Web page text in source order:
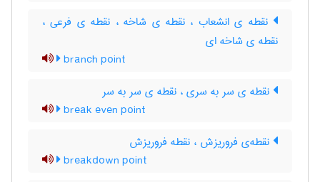
نقطه ی انشعاب ، نقطه ی شاخه ، نقطه ی فرعی ،
نقطه ی شاخه ای
branch point
نقطه ی سر به سری ، نقطه ی سر به سر
break even point
نقطه‌ی فروریزش ، نقطه فروریزش
breakdown point